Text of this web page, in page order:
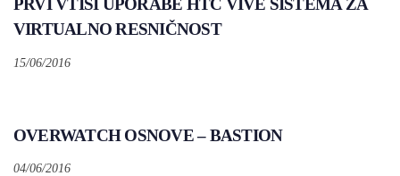
PRVI VTISI UPORABE HTC VIVE SISTEMA ZA
VIRTUALNO RESNIČNOST
15/06/2016
OVERWATCH OSNOVE – BASTION
04/06/2016